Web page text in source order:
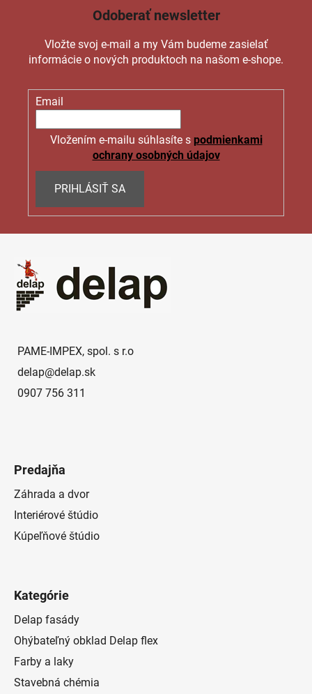
Odoberať newsletter
Vložte svoj e-mail a my Vám budeme zasielať
informácie o nových produktoch na našom e-shope.
Email
Vložením e-mailu súhlasíte s podmienkami
ochrany osobných údajov
PRIHLÁSIŤ SA
PAME-IMPEX, spol. s r.o
delap@delap.sk
0907 756 311
Predajňa
Záhrada a dvor
Interiérové štúdio
Kúpeľňové štúdio
Kategórie
Delap fasády
Ohýbateľný obklad Delap flex
Farby a laky
Stavebná chémia